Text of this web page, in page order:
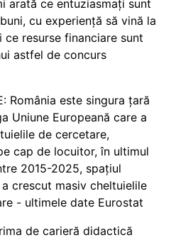
arată ce entuziasmați sunt
cu experiență să vină la
resurse financiare sunt
astfel de concurs
România este singura țară
Uniune Europeană care a
de cercetare,
cap de locuitor, în ultimul
2015-2025, spațiul
crescut masiv cheltuielile
- ultimele date Eurostat
de carieră didactică